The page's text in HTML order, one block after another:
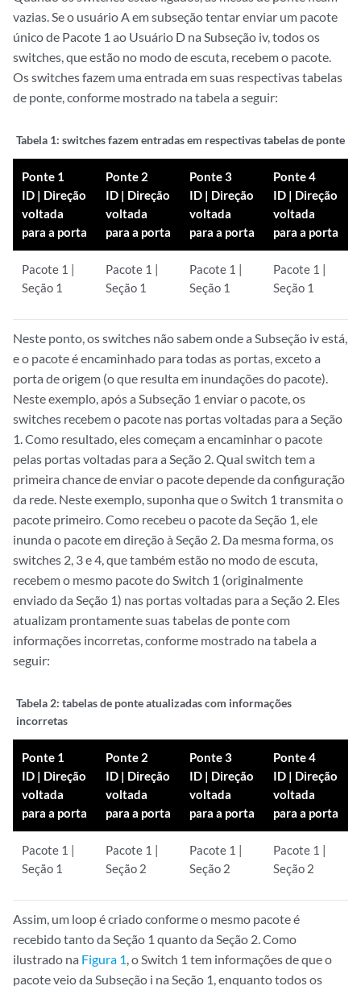
vazias. Se o usuário A em subseção tentar enviar um pacote
único de Pacote 1 ao Usuário D na Subseção iv, todos os
switches, que estão no modo de escuta, recebem o pacote.
Os switches fazem uma entrada em suas respectivas tabelas
de ponte, conforme mostrado na tabela a seguir:
Tabela 1: switches fazem entradas em respectivas tabelas de ponte
Ponte 1
ID | Direção
voltada
para a porta
Ponte 2
ID | Direção
voltada
para a porta
Ponte 3
ID | Direção
voltada
para a porta
Ponte 4
ID | Direção
voltada
para a porta
Pacote 1 |
Seção 1
Pacote 1 |
Seção 1
Pacote 1 |
Seção 1
Pacote 1 |
Seção 1
Neste ponto, os switches não sabem onde a Subseção iv está,
e o pacote é encaminhado para todas as portas, exceto a
porta de origem (o que resulta em inundações do pacote).
Neste exemplo, após a Subseção 1 enviar o pacote, os
switches recebem o pacote nas portas voltadas para a Seção
1. Como resultado, eles começam a encaminhar o pacote
pelas portas voltadas para a Seção 2. Qual switch tem a
primeira chance de enviar o pacote depende da configuração
da rede. Neste exemplo, suponha que o Switch 1 transmita o
pacote primeiro. Como recebeu o pacote da Seção 1, ele
inunda o pacote em direção à Seção 2. Da mesma forma, os
switches 2, 3 e 4, que também estão no modo de escuta,
recebem o mesmo pacote do Switch 1 (originalmente
enviado da Seção 1) nas portas voltadas para a Seção 2. Eles
atualizam prontamente suas tabelas de ponte com
informações incorretas, conforme mostrado na tabela a
seguir:
Tabela 2: tabelasde ponte atualizadas com informações
incorretas
Ponte 1
ID | Direção
voltada
para a porta
Ponte 2
ID | Direção
voltada
para a porta
Ponte 3
ID | Direção
voltada
para a porta
Ponte 4
ID | Direção
voltada
para a porta
Pacote 1 |
Seção 1
Pacote 1 |
Seção 2
Pacote 1 |
Seção 2
Pacote 1 |
Seção 2
Assim, um loop é criado conforme o mesmo pacote é
recebido tanto da Seção 1 quanto da Seção 2. Como
ilustrado na Figura 1 , o Switch 1 tem informações de que o
pacote veio da Subseção i na Seção 1, enquanto todos os